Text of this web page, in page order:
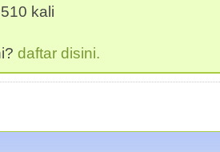
kali
daftar disini.